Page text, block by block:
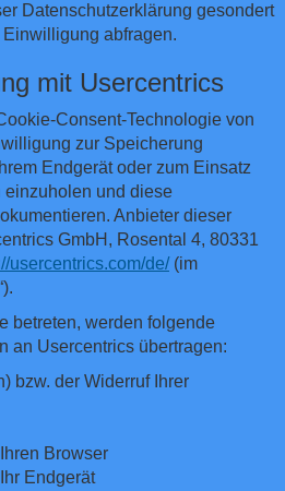
Datenschutzerklärung gesondert
abfragen.
mit Usercentrics
Consent-Technologie von
zur Speicherung
Endgerät oder zum Einsatz
einzuholen und diese
Anbieter dieser
GmbH, Rosental 4, 80331
usercentrics.com/de/(im
betreten, werden folgende
an Usercentrics übertragen:
bzw. der Widerruf Ihrer
Browser
Endgerät